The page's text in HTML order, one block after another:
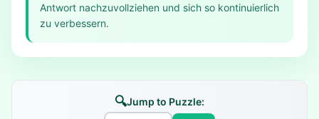
Antwort nachzuvollziehen und sich so kontinuierlich
zu verbessern.
🔍Jump to Puzzle: